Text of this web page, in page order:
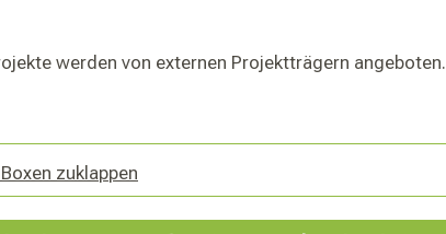
werden von externen Projektträgern angeboten.
zuklappen